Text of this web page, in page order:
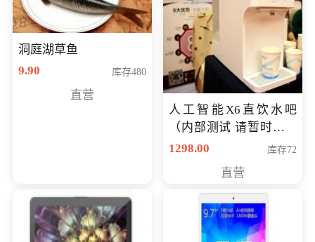
洞庭湖草鱼
9.90
库存480
直营
人工智能X6直饮水吧
（内部测试 请暂时不要
购买）
1298.00 库存72
直营